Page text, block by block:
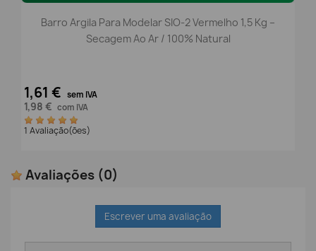
Barro Argila Para Modelar SIO-2 Vermelho 1,5 Kg –
Secagem Ao Ar / 100% Natural
1,61 € sem IVA
1,98 € com IVA
1 Avaliação(ões)
Avaliações (0)
Escrever uma avaliação